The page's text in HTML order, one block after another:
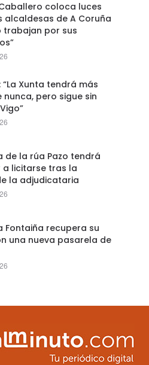
coloca luces
alcaldesas de A Coruña
trabajan por sus
Xunta tendrá más
nunca, pero sigue sin
de la rúa Pazo tendrá
a licitarse tras la
la adjudicataria
Fontaiña recupera su
una nueva pasarela de